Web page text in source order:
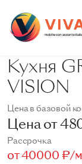
Кухня
VISION
Цена в базовой
Цена от
Рассрочка
от40000 ₽/